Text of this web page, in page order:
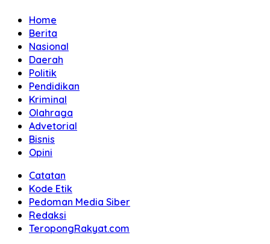
Home
Berita
Nasional
Daerah
Politik
Pendidikan
Kriminal
Olahraga
Advetorial
Bisnis
Opini
Catatan
Kode Etik
Pedoman Media Siber
Redaksi
TeropongRakyat.com